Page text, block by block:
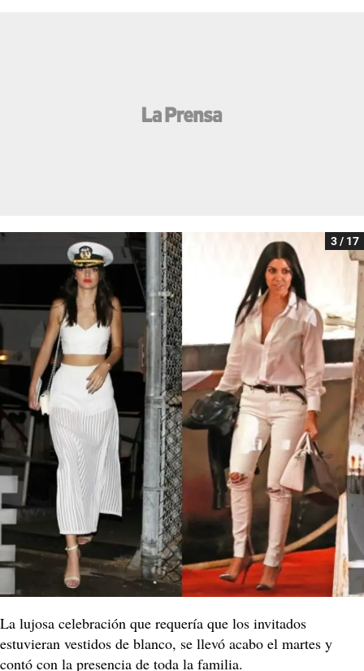
3 / 17
La lujosa celebración que requería que los invitados
estuvieran vestidos de blanco, se llevó acabo el martes y
contó con la presencia de toda la familia.